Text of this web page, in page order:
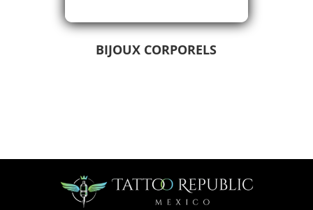
BIJOUX CORPORELS